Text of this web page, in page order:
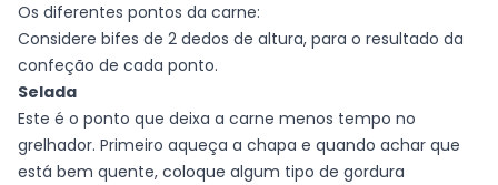
Os diferentes pontos da carne:
Considere bifes de 2 dedos de altura, para o resultado da
confeção de cada ponto.
Selada
Este é o ponto que deixa a carne menos tempo no
grelhador. Primeiro aqueça a chapa e quando achar que
está bem quente, coloque algum tipo de gordura